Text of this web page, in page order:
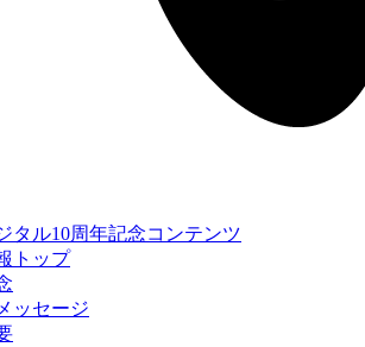
タル10周年記念コンテンツ
トップ
ッセージ